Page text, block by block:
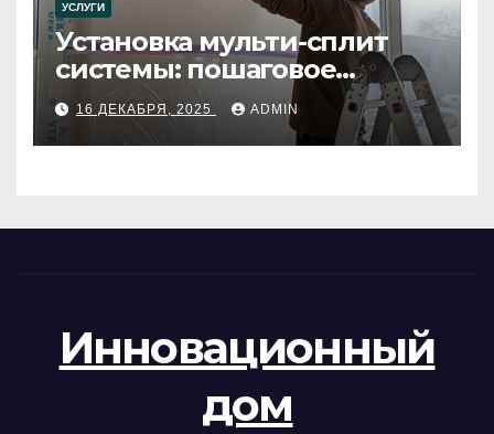
УСЛУГИ
Установка мульти-сплит
системы: пошаговое
руководство
16 ДЕКАБРЯ, 2025 ADMIN
Инновационный
дом